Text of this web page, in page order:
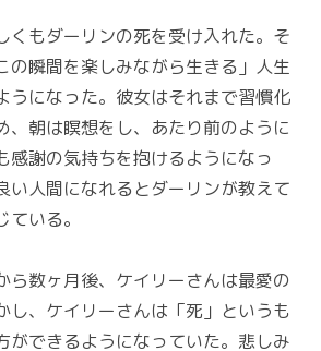
くもダーリンの死を受け入れた。そ
の瞬間を楽しみながら生きる」人生
うになった。彼女はそれまで習慣化
、朝は瞑想をし、あたり前のように
感謝の気持ちを抱けるようになっ
い人間になれるとダーリンが教えて
いる。
ら数ヶ月後、ケイリーさんは最愛の
し、ケイリーさんは「死」というも
ができるようになっていた。悲しみ